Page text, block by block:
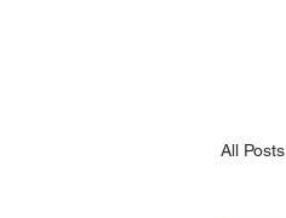
All Posts